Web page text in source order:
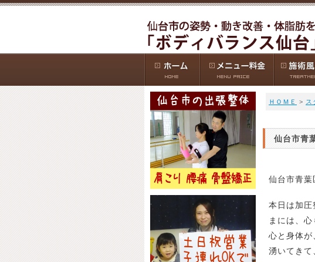
ＨＯＭＥ > ス
仙台市青
仙台市青
本日は加
まには
、
心と身体
湧いてき